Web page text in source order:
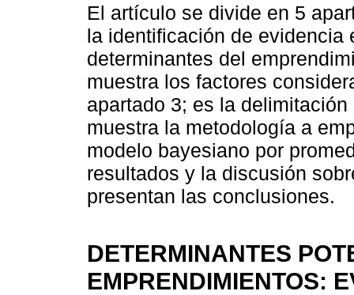
El artículo se divide en 5
la identificación de evidencia
determinantes del
muestra los factores
apartado 3; es la
muestra la metodología a
modelo bayesiano por
resultados y la discusión
presentan las conclusiones.
DETERMINANTES
EMPRENDIMIENTOS: